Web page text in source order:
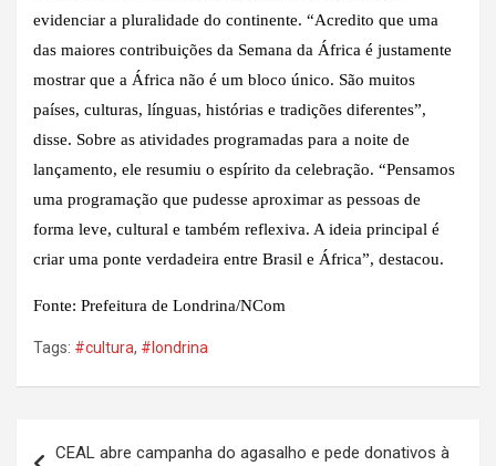
evidenciar a pluralidade do continente. “Acredito que uma
das maiores contribuições da Semana da África é justamente
mostrar que a África não é um bloco único. São muitos
países, culturas, línguas, histórias e tradições diferentes”,
disse. Sobre as atividades programadas para a noite de
lançamento, ele resumiu o espírito da celebração. “Pensamos
uma programação que pudesse aproximar as pessoas de
forma leve, cultural e também reflexiva. A ideia principal é
criar uma ponte verdadeira entre Brasil e África”, destacou.
Fonte: Prefeitura de Londrina/NCom
Tags: #cultura, #londrina
CEAL abre campanha do agasalho e pede donativos à